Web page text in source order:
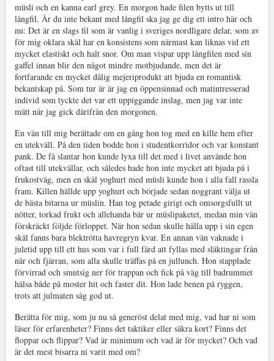
müsli och en kanna earl grey. En morgon hade filen bytts ut till
långfil. Är du inte bekant med långfil ska jag ge dig ett intro här och
nu: Det är en slags fil som är vanlig i sveriges nordligare delar, som av
för mig oklara skäl har en konsistens som närmast kan liknas vid ett
mycket elastiskt och halt snor. Om man vispar upp långfilen med sin
gaffel innan blir den något mindre motbjudande, men det är
fortfarande en mycket dålig mejeriprodukt att bjuda en romantisk
bekantskap på. Som tur är är jag en öppensinnad och matintresserad
individ som tyckte det var ett uppiggande inslag, men jag var inte
mätt när jag gick därifrån den morgonen.
En vän till mig berättade om en gång hon tog med en kille hem efter
en utekväll. På den tiden bodde hon i studentkorridor och var konstant
pank. De få slantar hon kunde lyxa till det med i livet använde hon
oftast till utekvällar, och således hade hon inte mycket att bjuda på i
frukostväg, men en skål yoghurt med müsli kunde hon i alla fall rassla
fram. Killen hällde upp yoghurt och började sedan noggrant välja ut
de bästa bitarna ur müslin. Han tog petade girigt och omsorgsfullt ut
nötter, torkad frukt och allehanda bär ur müslipaketet, medan min vän
förskräckt följde förloppet. När hon sedan skulle hälla upp i sin egen
skål fanns bara blektrötta havregryn kvar. En annan vän vaknade i
juletid upp till ett hus som var i full färd att fyllas med släktingar från
när och fjärran, som alla skulle träffas på en jullunch. Hon stapplade
förvirrad och smutsig ner för trappan och fick på väg till badrummet
hälsa både på moster hit och faster dit. Hon lade benen på ryggen,
trots att julmaten såg god ut.
Berätta för mig, som ju nu så generöst delat med mig, vad har ni som
läser för erfarenheter? Finns det taktiker eller säkra kort? Finns det
floppar och flippar? Vad är minimum och vad är för mycket? Och vad
är det mest bisarra ni varit med om?